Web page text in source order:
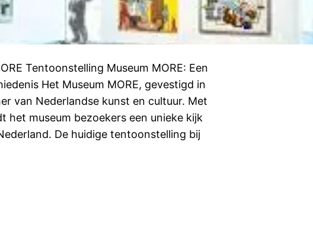
Tentoonstelling Museum MORE: Een
Het Museum MORE, gevestigd in
van Nederlandse kunst en cultuur. Met
het museum bezoekers een unieke kijk
De huidige tentoonstelling bij